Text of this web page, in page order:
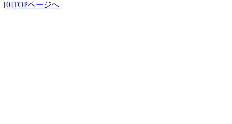
[0]TOPページへ